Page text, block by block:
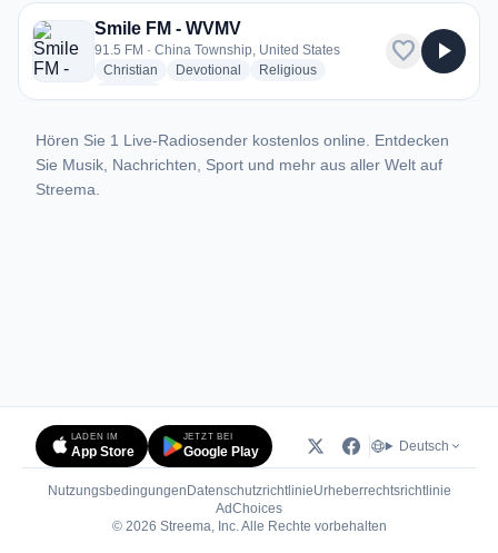
1 Radiosender aus China Township
Smile FM - WVMV
91.5 FM · China Township, United States
Christian radio stations
Devotional radio stations
Religiousradio stations
favorite play_arrow
Hören Sie 1 Live-Radiosender kostenlos online. Entdecken
Sie Musik, Nachrichten, Sport und mehr aus aller Welt auf
Streema.
LADEN IM
App Store
JETZT BEI
Google Play Deutsch
Nutzungsbedingungen DatenschutzrichtlinieUrheberrechtsrichtlinie
AdChoices(öffnet in neuem Tab)
© 2026 Streema, Inc. Alle Rechte vorbehalten